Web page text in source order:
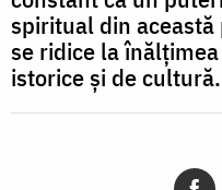
spiritual din
se ridice la
istorice și de cultură.